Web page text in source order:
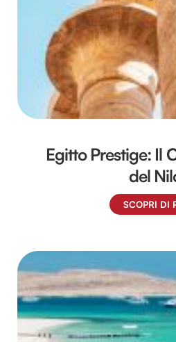
Egitto Prestige: Il
del
SCOPRI DI